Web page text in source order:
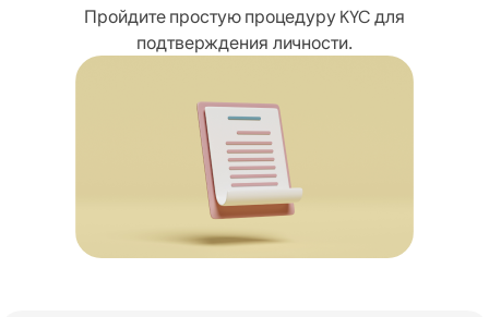
Пройдите простую процедуру KYC для
подтверждения личности.